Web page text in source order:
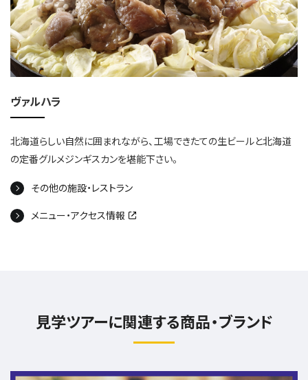
ヴァルハラ
北海道らしい自然に囲まれながら、工場できたての生ビールと北海道
の定番グルメジンギスカンを堪能下さい。
その他の施設・レストラン
メニュー・アクセス情報
見学ツアーに関連する商品・ブランド